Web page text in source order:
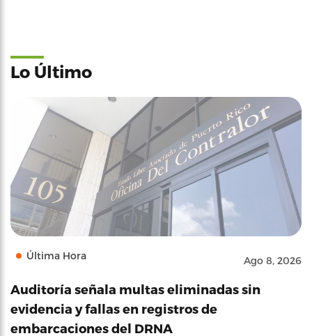
Lo Último
Última Hora Ago 8, 2026
Auditoría señala multas eliminadas sin
evidencia y fallas en registros de
embarcaciones del DRNA